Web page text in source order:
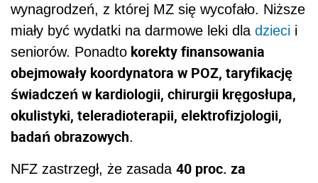
wynagrodzeń, z której MZ się wycofało. Niższe
miały być wydatki na darmowe leki dla dzieci i
seniorów. Ponadto korekty finansowania
obejmowały koordynatora w POZ, taryfikację
świadczeń w kardiologii, chirurgii kręgosłupa,
okulistyki, teleradioterapii, elektrofizjologii,
badań obrazowych.
NFZ zastrzegł, że zasada 40 proc. za